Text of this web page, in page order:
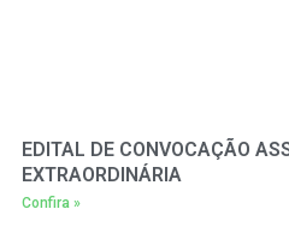
EDITAL DE CONVOCAÇÃO
EXTRAORDINÁRIA
Confira »